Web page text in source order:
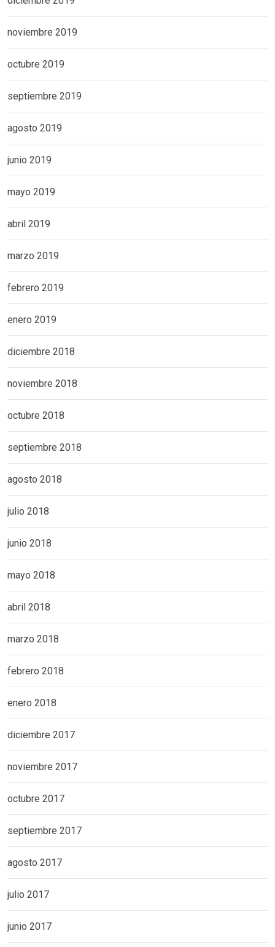
noviembre 2019
octubre 2019
septiembre 2019
agosto 2019
junio 2019
mayo 2019
abril 2019
marzo 2019
febrero 2019
enero 2019
diciembre 2018
noviembre 2018
octubre 2018
septiembre 2018
agosto 2018
julio 2018
junio 2018
mayo 2018
abril 2018
marzo 2018
febrero 2018
enero 2018
diciembre 2017
noviembre 2017
octubre 2017
septiembre 2017
agosto 2017
julio 2017
junio 2017